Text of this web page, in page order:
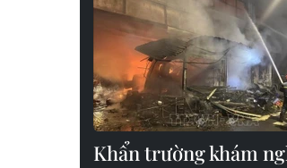
Khẩn trường khám